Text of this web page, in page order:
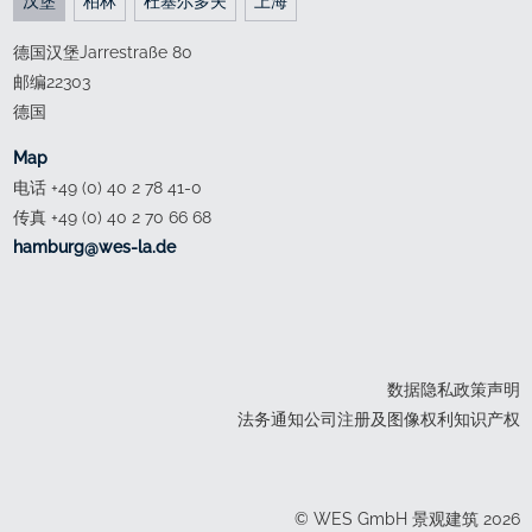
德国汉堡Jarrestraße 80
邮编22303
德国
Map
电话 +49 (0) 40 2 78 41-0
传真 +49 (0) 40 2 70 66 68
ed.al-sew@grubmah
数据隐私政策声明
法务通知公司注册及图像权利知识产权
© WES GmbH 景观建筑 2026